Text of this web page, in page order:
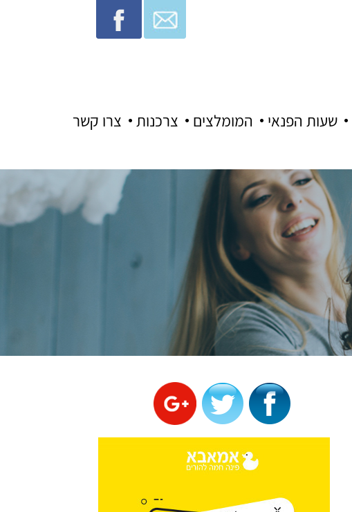
צרו קשר צרכנות המומלצים שעות הפנאי